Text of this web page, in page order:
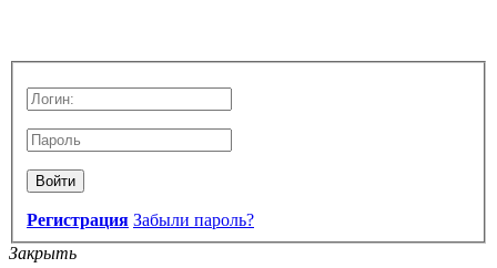
Войти
Регистрация Забыли пароль?
Закрыть